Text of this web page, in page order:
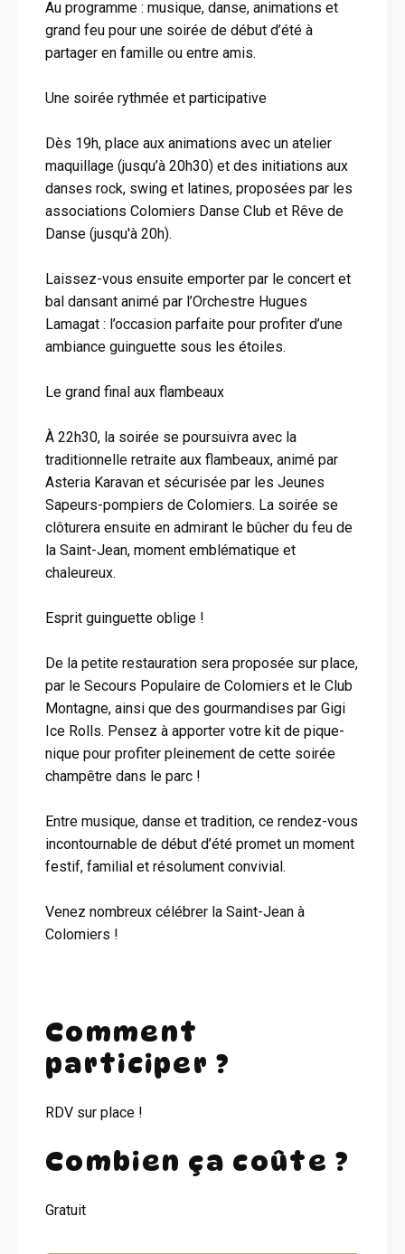
Au programme : musique, danse, animations et
grand feu pour une soirée de début d’été à
partager en famille ou entre amis.
Une soirée rythmée et participative
Dès 19h, place aux animations avec un atelier
maquillage (jusqu’à 20h30) et des initiations aux
danses rock, swing et latines, proposées par les
associations Colomiers Danse Club et Rêve de
Danse (jusqu'à 20h).
Laissez-vous ensuite emporter par le concert et
bal dansant animé par l’Orchestre Hugues
Lamagat : l’occasion parfaite pour profiter d’une
ambiance guinguette sous les étoiles.
Le grand final aux flambeaux
À 22h30, la soirée se poursuivra avec la
traditionnelle retraite aux flambeaux, animé par
Asteria Karavan et sécurisée par les Jeunes
Sapeurs-pompiers de Colomiers. La soirée se
clôturera ensuite en admirant le bûcher du feu de
la Saint-Jean, moment emblématique et
chaleureux.
Esprit guinguette oblige !
De la petite restauration sera proposée sur place,
par le Secours Populaire de Colomiers et le Club
Montagne, ainsi que des gourmandises par Gigi
Ice Rolls. Pensez à apporter votre kit de pique-
nique pour profiter pleinement de cette soirée
champêtre dans le parc !
Entre musique, danse et tradition, ce rendez-vous
incontournable de début d’été promet un moment
festif, familial et résolument convivial.
Venez nombreux célébrer la Saint-Jean à
Colomiers !
Comment
participer ?
RDV sur place !
Combien ça coûte ?
Gratuit